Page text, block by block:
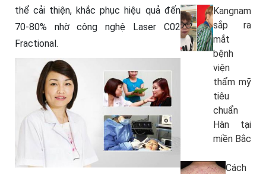
thể cải thiện, khắc phục hiệu quả đến
70-80% nhờ công nghệ Laser C02
Fractional.
Kangnam
sắp ra
mắt
bệnh
viện
thẩm mỹ
tiêu
chuẩn
Hàn tại
miền Bắc
Cách